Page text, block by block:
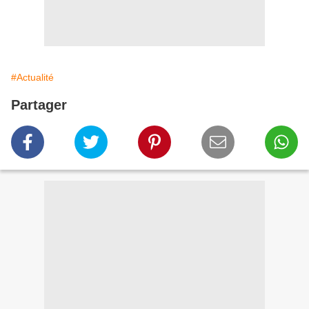
#Actualité
Partager